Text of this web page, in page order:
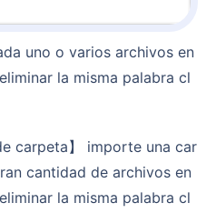
la misma palabra cl
cantidad de archivos en
la misma palabra cl